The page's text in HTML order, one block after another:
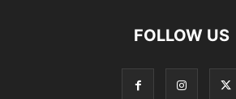
FOLLOW US